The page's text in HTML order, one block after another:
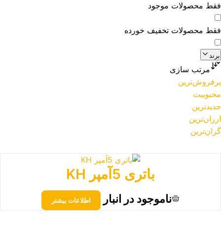
فقط محصولات موجود
فقط محصولات تخفیف خورده
برند
مرتب سازی
پرفروش‌ترین
محبوبیت
جدیدترین
ارزان‌ترین
گران‌ترین
باتری 5آمپر KH
ناموجود در انبار اطلاعات بیشتر